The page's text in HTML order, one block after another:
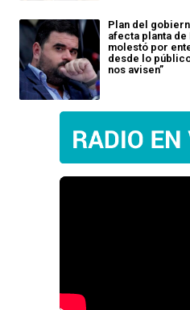
Plan del
afecta planta de
molestó por
desde lo
nos avisen”